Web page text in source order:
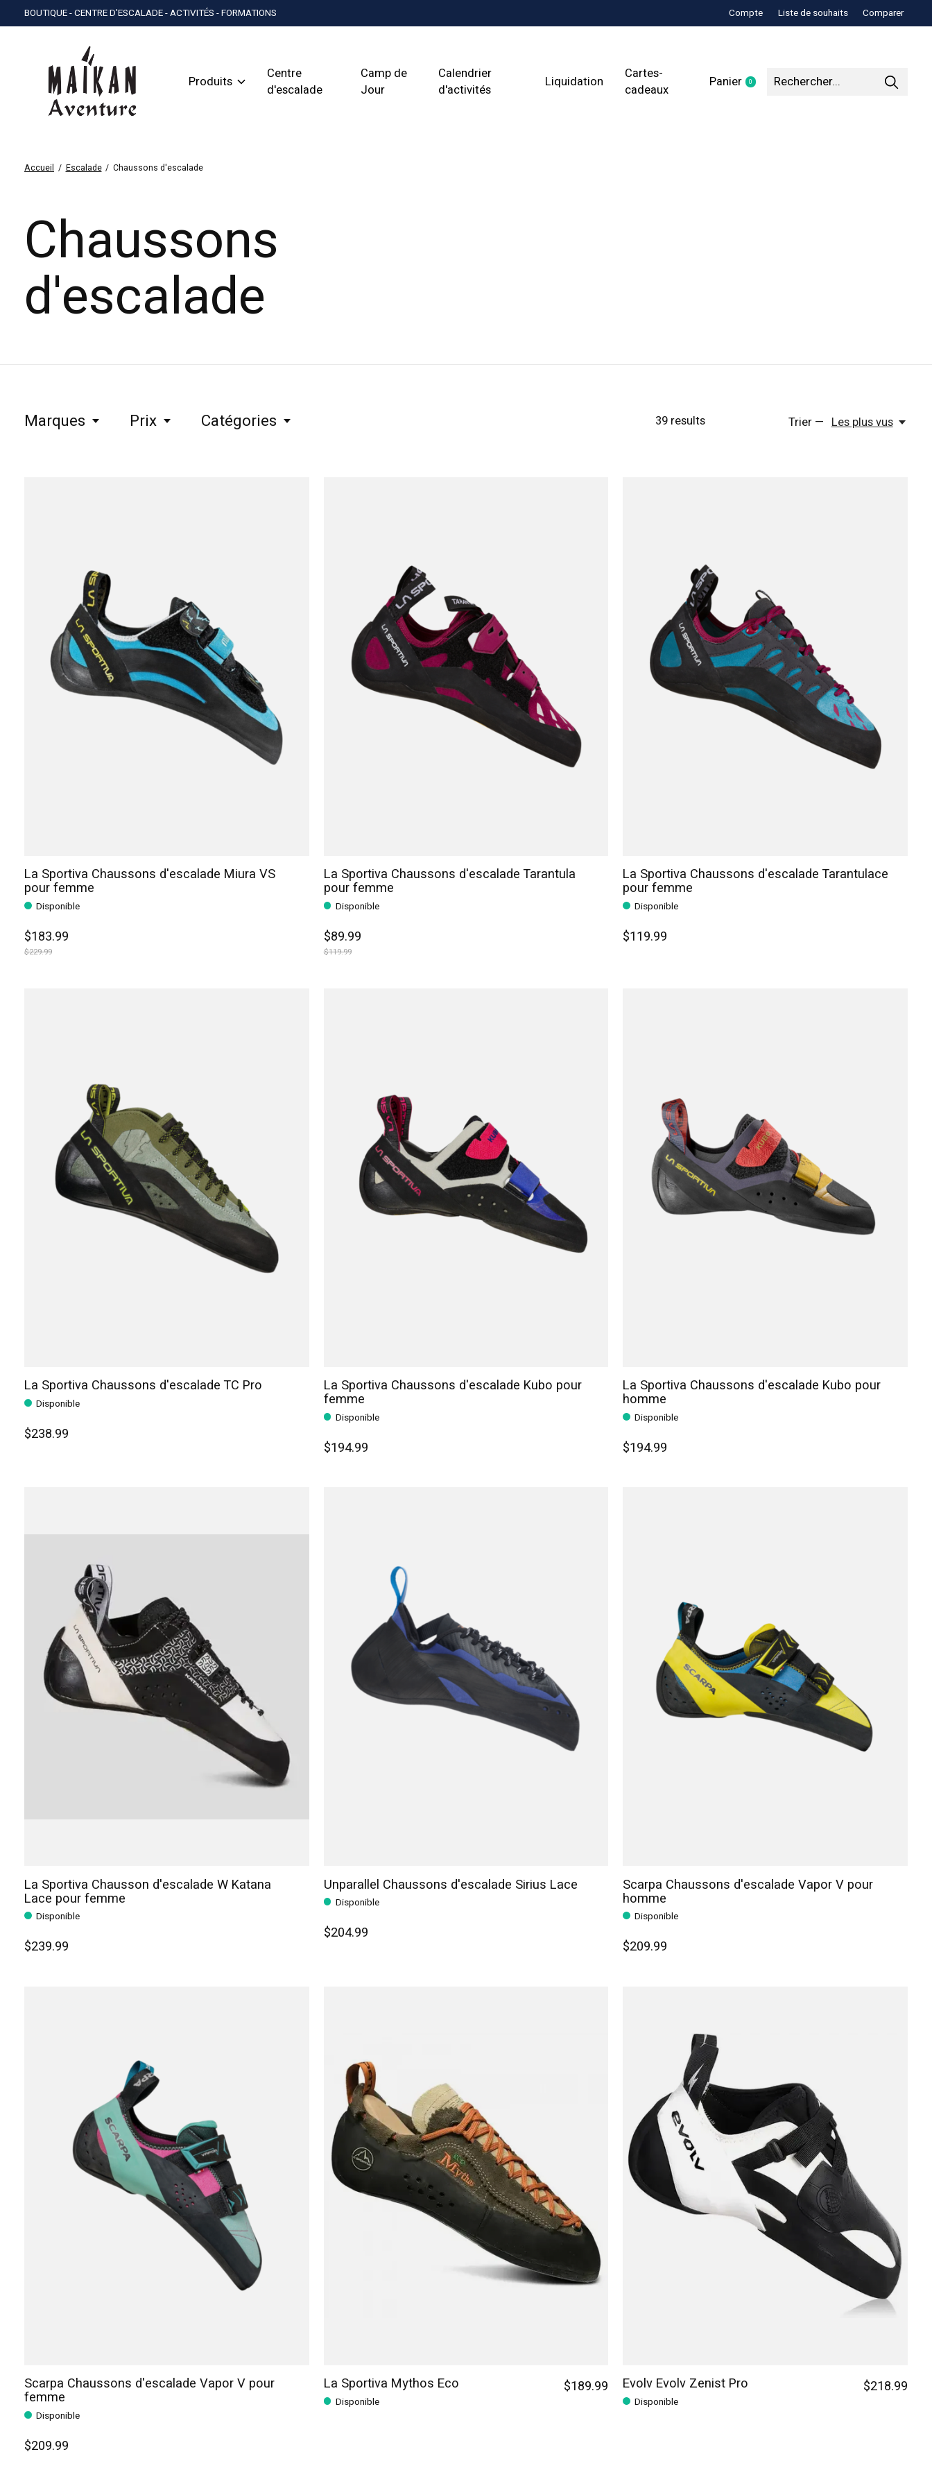
BOUTIQUE - CENTRE D'ESCALADE - ACTIVITÉS - FORMATIONS Compte Liste de souhaits Comparer
Produits
Centre
d'escalade
Camp de
Jour
Calendrier
d'activités
Liquidation
Cartes-
cadeaux
Panier 0items
Accueil / Escalade / Chaussons d'escalade
Chaussons
d'escalade
Marques Prix Catégories 39results Trier — Les plus vus
La Sportiva Chaussons d'escalade Miura VS
pour femme
Disponible
$183.99
$229.99
La Sportiva Chaussons d'escalade Tarantula
pour femme
Disponible
$89.99
$119.99
La Sportiva Chaussons d'escalade Tarantulace
pour femme
Disponible
$119.99
La Sportiva Chaussons d'escalade TC Pro
Disponible
$238.99
La Sportiva Chaussons d'escalade Kubo pour
femme
Disponible
$194.99
La Sportiva Chaussons d'escalade Kubo pour
homme
Disponible
$194.99
La Sportiva Chausson d'escalade W Katana
Lace pour femme
Disponible
$239.99
Unparallel Chaussons d'escalade Sirius Lace
Disponible
$204.99
Scarpa Chaussons d'escalade Vapor V pour
homme
Disponible
$209.99
Scarpa Chaussons d'escalade Vapor V pour
femme
Disponible
$209.99
La Sportiva Mythos Eco
Disponible
$189.99 Evolv Evolv Zenist Pro
Disponible
$218.99